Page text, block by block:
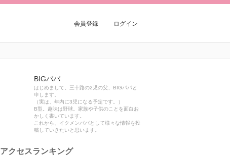
会員登録 ログイン
BIGパパ
はじめまして。三十路の2児の父、BIGパパと
申します。
（実は、年内に3児になる予定です。）
B型。趣味は野球。家族や子供のことを面白お
かしく書いています。
これから、イクメンパパとして様々な情報を投
稿していきたいと思います。
アクセスランキング